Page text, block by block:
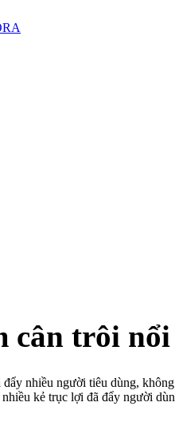
cân trôi nổi
nhiều người tiêu dùng,
kẻ trục lợi đã đẩy người